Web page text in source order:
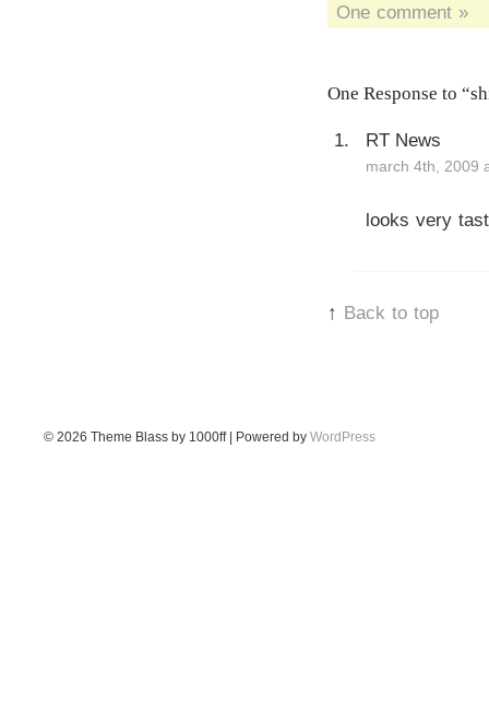
One comment »
One Response to
RT News
march 4th, 2009
looks very
↑ Back to top
© 2026 Theme Blass by 1000ff | Powered by WordPress